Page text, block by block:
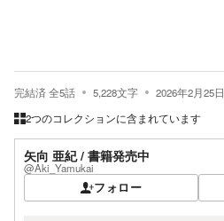
完結済全5話 5,228文字 2026年2月25日
2つのコレクションに含まれています
矢向 亜紀 / 書籍発売中
@Aki_Yamukai
フォロー